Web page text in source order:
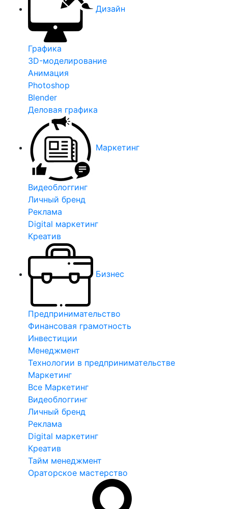
Дизайн
Графика
3D-моделирование
Анимация
Photoshop
Blender
Деловая графика
Маркетинг
Видеоблоггинг
Личный бренд
Реклама
Digital маркетинг
Креатив
Бизнес
Предпринимательство
Финансовая грамотность
Инвестиции
Менеджмент
Технологии в предпринимательстве
Маркетинг
Все Маркетинг
Видеоблоггинг
Личный бренд
Реклама
Digital маркетинг
Креатив
Тайм менеджмент
Ораторское мастерство